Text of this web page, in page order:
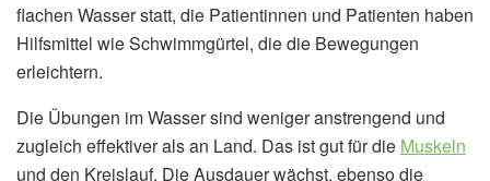
flachen Wasser statt, die Patientinnen und Patienten haben
Hilfsmittel wie Schwimmgürtel, die die Bewegungen
erleichtern.
Die Übungen im Wasser sind weniger anstrengend und
zugleich effektiver als an Land. Das ist gut für die Muskeln
und den Kreislauf. Die Ausdauer wächst, ebenso die